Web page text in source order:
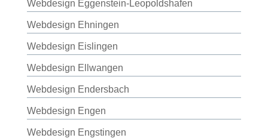
Webdesign Eggenstein-Leopoldshafen
Webdesign Ehningen
Webdesign Eislingen
Webdesign Ellwangen
Webdesign Endersbach
Webdesign Engen
Webdesign Engstingen